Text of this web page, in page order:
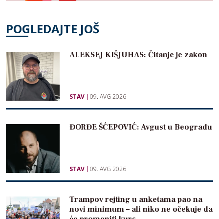
POGLEDAJTE JOŠ
ALEKSEJ KIŠJUHAS: Čitanje je zakon
STAV 09. AVG 2026
ĐORĐE ŠĆEPOVIĆ: Avgust u Beogradu
STAV 09. AVG 2026
Trampov rejting u anketama pao na
novi minimum – ali niko ne očekuje da